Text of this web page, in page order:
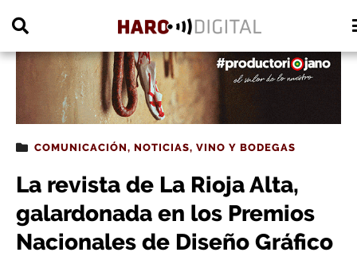
COMUNICACIÓN, NOTICIAS, VINO Y BODEGAS
La revista de La Rioja Alta,
galardonada en los Premios
Nacionales de Diseño Gráfico